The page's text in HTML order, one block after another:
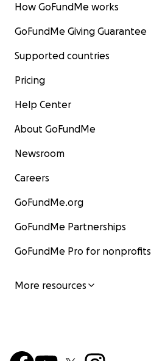
How GoFundMe works
GoFundMe Giving Guarantee
Supported countries
Pricing
Help Center
About GoFundMe
Newsroom
Careers
GoFundMe.org
GoFundMe Partnerships
GoFundMe Pro for nonprofits
More resources